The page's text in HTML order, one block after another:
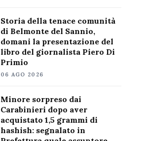
Storia della tenace comunità
di Belmonte del Sannio,
domani la presentazione del
libro del giornalista Piero Di
Primio
06 AGO 2026
Minore sorpreso dai
Carabinieri dopo aver
acquistato 1,5 grammi di
hashish: segnalato in